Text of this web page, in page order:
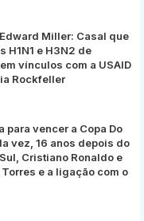
Miller: Casal que
H1N1 e H3N2 de
vínculos com a USAID
Rockfeller
para vencer a Copa Do
vez, 16 anos depois do
Cristiano Ronaldo e
e a ligação com o